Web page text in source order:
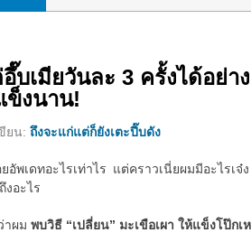
บเมียวันละ 3 ครั้งได้อย่า
ข็งนาน!
ยน: ถึงจะแก่แต่ก็ยังเตะปี๊บดัง
พเดทอะไรเท่าไร แต่คราวเนี่ยผมมีอะไรเ
งอะไร
าผม พบวิธี “เปลี่ยน” มะเขือเผา ให้แข็งโป๊กเ